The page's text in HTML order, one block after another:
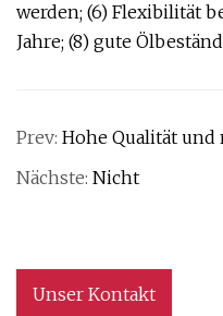
werden; (6) Flexibilität
Jahre; (8) gute
Prev: Hohe Qualität und
Nächste: Nicht
Unser Kontakt